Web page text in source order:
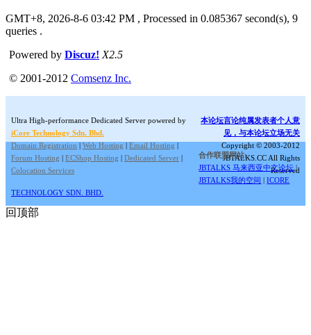
GMT+8, 2026-8-6 03:42 PM , Processed in 0.085367 second(s), 9
queries .
Powered by Discuz! X2.5
© 2001-2012 Comsenz Inc.
Ultra High-performance Dedicated Server powered by
iCore Technology Sdn. Bhd.
Domain Registration | Web Hosting | Email Hosting |
Forum Hosting | ECShop Hosting | Dedicated Server |
Colocation Services
本论坛言论纯属发表者个人意
见，与本论坛立场无关
Copyright © 2003-2012
JBTALKS.CC All Rights
Reserved
合作联盟网站:
JBTALKS 马来西亚中文论坛 |
JBTALKS我的空间 |ICORE
TECHNOLOGY SDN. BHD.
回顶部